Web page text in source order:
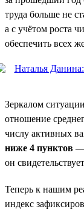
труда больше не
а с учётом роста
обеспечить всех
Зеркалом
отношение
числу активных
ниже 4 пунктов
он
Теперь к нашим
индекс